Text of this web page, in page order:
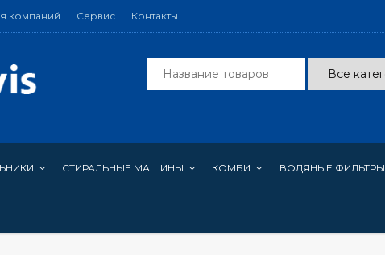
компаний Сервис Контакты
СТИРАЛЬНЫЕ МАШИНЫ КОМБИ ВОДЯНЫЕ ФИЛЬТРЫ